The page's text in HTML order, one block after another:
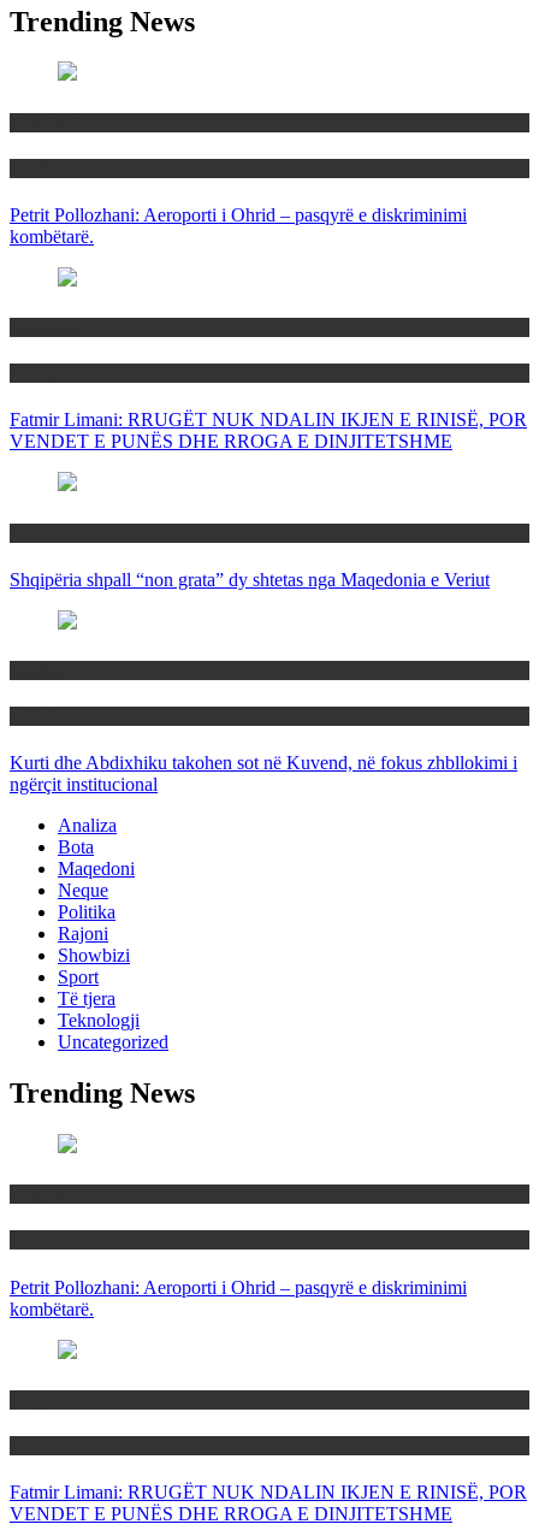
Trending News
Petrit Pollozhani: Aeroporti i Ohrid – pasqyrë e diskriminimi
kombëtarë.
Fatmir Limani: RRUGËT NUK NDALIN IKJEN E RINISË, POR
VENDET E PUNËS DHE RROGA E DINJITETSHME
Shqipëria shpall “non grata” dy shtetas nga Maqedonia e Veriut
Kurti dhe Abdixhiku takohen sot në Kuvend, në fokus zhbllokimi i
ngërçit institucional
Analiza
Bota
Maqedoni
Neque
Politika
Rajoni
Showbizi
Sport
Të tjera
Teknologji
Uncategorized
Trending News
Petrit Pollozhani: Aeroporti i Ohrid – pasqyrë e diskriminimi
kombëtarë.
Fatmir Limani: RRUGËT NUK NDALIN IKJEN E RINISË, POR
VENDET E PUNËS DHE RROGA E DINJITETSHME